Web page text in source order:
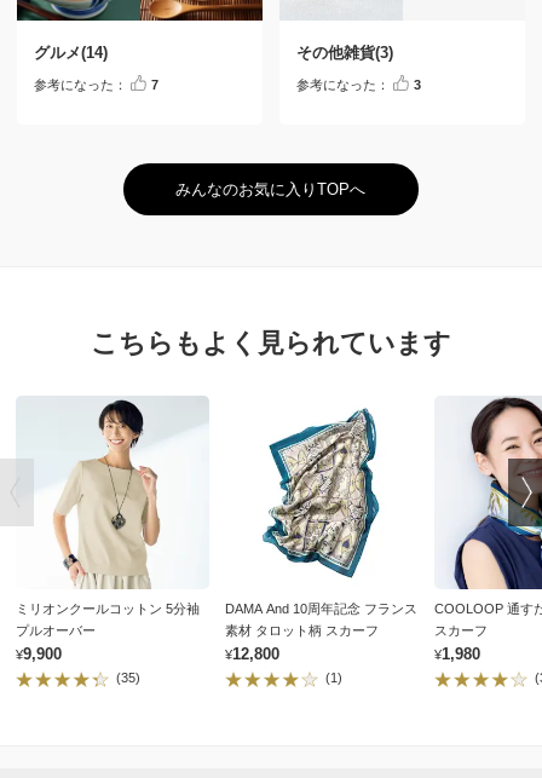
グルメ(14)
参考になった： 7
その他雑貨(3)
参考になった： 3
みんなのお気に入りTOPへ
こちらもよく見られています
ミリオンクールコットン 5分袖
プルオーバー
¥9,900
(35)
DAMA And 10周年記念 フランス
素材 タロット柄 スカーフ
¥12,800
(1)
COOLOOP 通す
スカーフ
¥1,980